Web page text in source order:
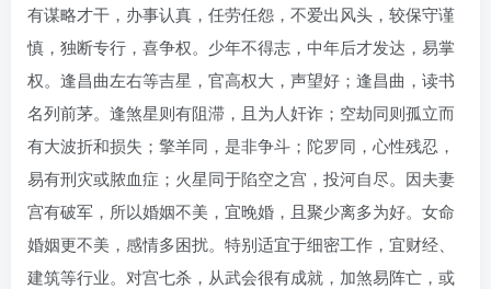
有谋略才干，办事认真，任劳任怨，不爱出风头，较保守谨
慎，独断专行，喜争权。少年不得志，中年后才发达，易掌
权。逢昌曲左右等吉星，官高权大，声望好；逢昌曲，读书
名列前茅。逢煞星则有阻滞，且为人奸诈；空劫同则孤立而
有大波折和损失；擎羊同，是非争斗；陀罗同，心性残忍，
易有刑灾或脓血症；火星同于陷空之宫，投河自尽。因夫妻
宫有破军，所以婚姻不美，宜晚婚，且聚少离多为好。女命
婚姻更不美，感情多困扰。特别适宜于细密工作，宜财经、
建筑等行业。对宫七杀，从武会很有成就，加煞易阵亡，或